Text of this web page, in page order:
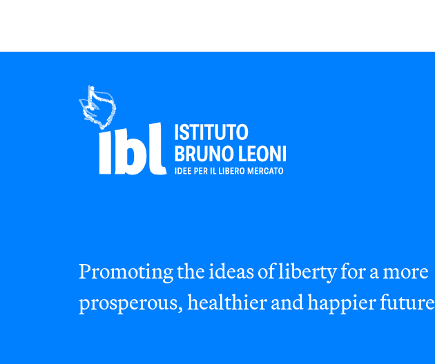
Promoting the ideas of liberty for a more
prosperous, healthier and happier future